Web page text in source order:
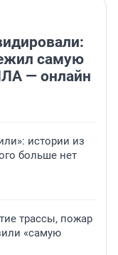
самую
— онлайн
истории из
больше нет
трассы, пожар
«самую